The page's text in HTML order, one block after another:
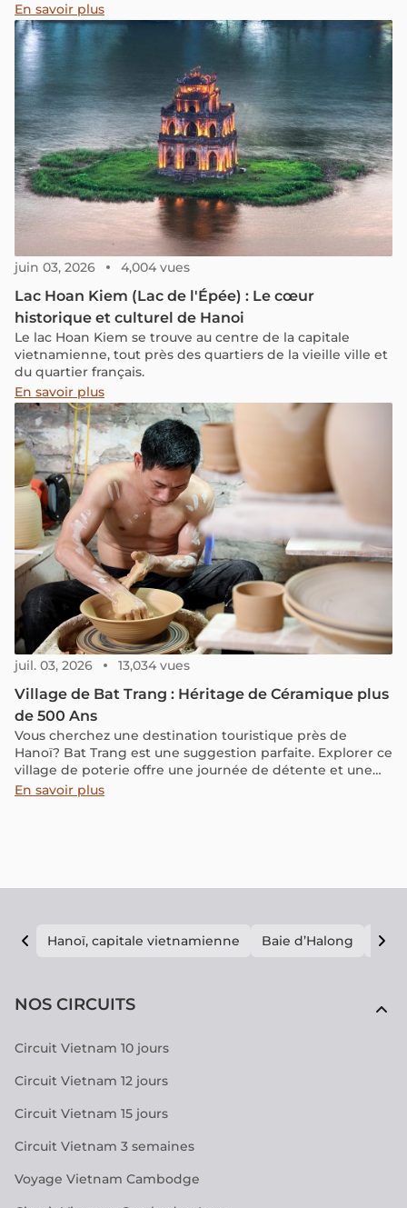
En savoir plus
juin 03, 2026 4,004 vues
Lac Hoan Kiem (Lac de l'Épée) : Le cœur
historique et culturel de Hanoi
Le lac Hoan Kiem se trouve au centre de la capitale
vietnamienne, tout près des quartiers de la vieille ville et
du quartier français.
En savoir plus
juil. 03, 2026 13,034 vues
Village de Bat Trang : Héritage de Céramique plus
de 500 Ans
Vous cherchez une destination touristique près de
Hanoï? Bat Trang est une suggestion parfaite. Explorer ce
village de poterie offre une journée de détente et une
immersion dans des milliers d'années de traditions
prometteuse!
En savoir plus
Hanoï, capitale vietnamienne Baie d’Halong E
NOS CIRCUITS
Circuit Vietnam 10 jours
Circuit Vietnam 12 jours
Circuit Vietnam 15 jours
Circuit Vietnam 3 semaines
Voyage Vietnam Cambodge